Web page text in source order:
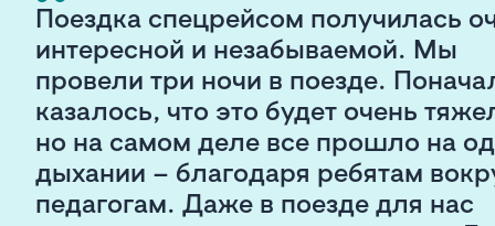
Поездка спецрейсом получилась
интересной и незабываемой. Мы
провели три ночи в поезде.
казалось, что это будет очень
но на самом деле все прошло на
дыхании – благодаря ребятам
педагогам. Даже в поезде для нас